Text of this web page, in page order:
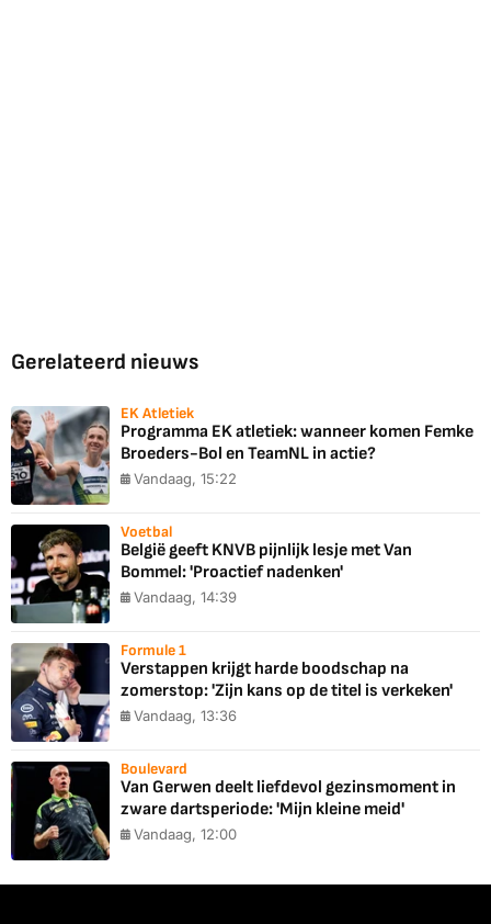
Gerelateerd nieuws
EK Atletiek
Programma EK atletiek: wanneer komen Femke
Broeders-Bol en TeamNL in actie?
Vandaag, 15:22
Voetbal
België geeft KNVB pijnlijk lesje met Van
Bommel: 'Proactief nadenken'
Vandaag, 14:39
Formule 1
Verstappen krijgt harde boodschap na
zomerstop: 'Zijn kans op de titel is verkeken'
Vandaag, 13:36
Boulevard
Van Gerwen deelt liefdevol gezinsmoment in
zware dartsperiode: 'Mijn kleine meid'
Vandaag, 12:00